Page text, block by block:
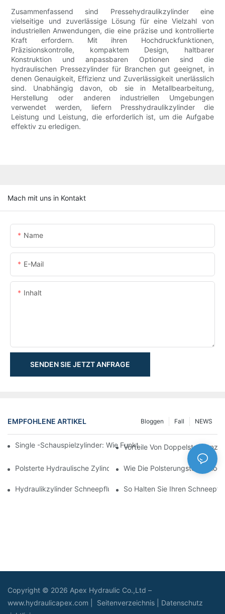
Zusammenfassend sind Pressehydraulikzylinder eine
vielseitige und zuverlässige Lösung für eine Vielzahl von
industriellen Anwendungen, die eine präzise und kontrollierte
Kraft erfordern. Mit ihren Hochdruckfunktionen,
Präzisionskontrolle, kompaktem Design, haltbarer
Konstruktion und anpassbaren Optionen sind die
hydraulischen Pressezylinder für Branchen gut geeignet, in
denen Genauigkeit, Effizienz und Zuverlässigkeit unerlässlich
sind. Unabhängig davon, ob sie in Metallbearbeitung,
Herstellung oder anderen industriellen Umgebungen
verwendet werden, liefern Presshydraulikzylinder die
Leistung und Leistung, die erforderlich ist, um die Aufgabe
effektiv zu erledigen.
Mach mit uns in Kontakt
Name
E-Mail
Inhalt
SENDEN SIE JETZT ANFRAGE
EMPFOHLENE ARTIKEL NEWS
Fall
Bloggen
Single -Schauspielzylinder: Wie Funktioniert Es & Gemeinsame
Vorteile Von
Polsterte Hydraulische Zylinder: Verringerung Der Auswirkung
Wie Die
Hydraulikzylinder Schneepflug: Schlüsselmerkmale Für Harte
So Halten Sie Ihren
Copyright © 2026 Apex Hydraulic Co.,Ltd –
www.hydraulicapex.com | Seitenverzeichnis
Datenschutz